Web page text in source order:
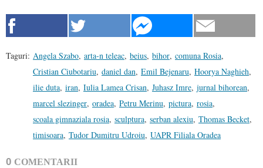
Taguri: Angela Szabo, arta-n teleac, beius, bihor, comuna Rosia,
Cristian Ciubotariu, daniel dan, Emil Bejenaru, Hoorya Naghieh,
ilie duta, iran, Iulia Lamea Crisan, Juhasz Imre, jurnal bihorean,
marcel slezinger, oradea, Petru Merinu, pictura, rosia,
scoala gimnaziala rosia, sculptura, serban alexiu, Thomas Becket,
timisoara, Tudor Dumitru Udroiu, UAPR Filiala Oradea
0 COMENTARII